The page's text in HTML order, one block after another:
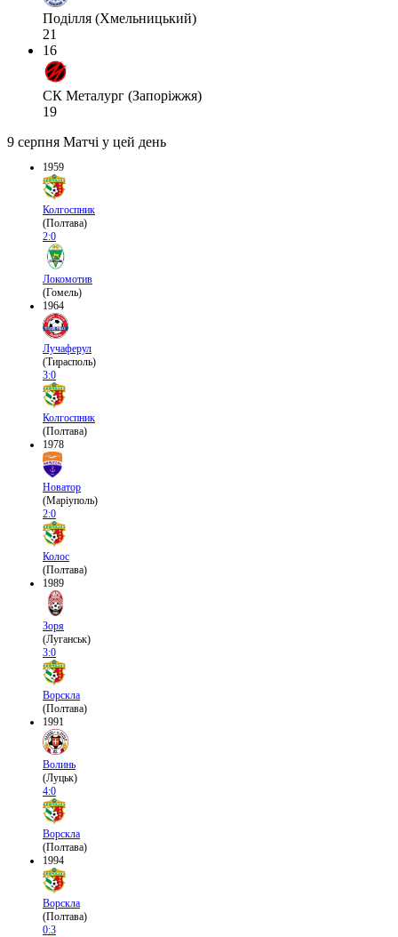
Поділля (Хмельницький)
21
16
СК Металург (Запоріжжя)
19
9 серпня Матчі у цей день
1959
Колгоспник
(Полтава)
2:0
Локомотив
(Гомель)
1964
Лучаферул
(Тирасполь)
3:0
Колгоспник
(Полтава)
1978
Новатор
(Маріуполь)
2:0
Колос
(Полтава)
1989
Зоря
(Луганськ)
3:0
Ворскла
(Полтава)
1991
Волинь
(Луцьк)
4:0
Ворскла
(Полтава)
1994
Ворскла
(Полтава)
0:3